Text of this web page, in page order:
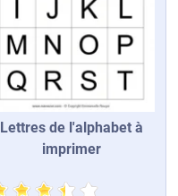
Lettres de l'alphabet à
imprimer